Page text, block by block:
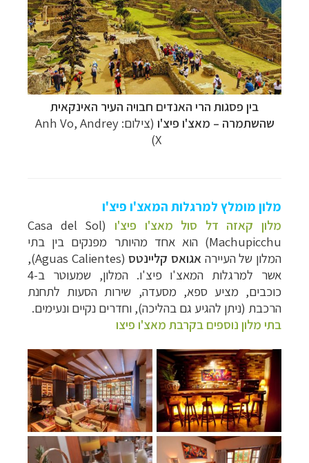
בין פסגות הרי האנדים חבויה העיר האינקאית
שהשתמרה – מאצ'ו פיצ'ו
(צילום: Anh Vo, Andrey
X)
מלון מומלץ למרגלות המאצ'ו פיצ'ו
מלון קאזה דל סול מאצ'ו פיצ'ו
(Casa del Sol
Machupicchu) הוא אחד מהיותר מפנקים בין בתי
המלון של העיירה אגואס קליינטס (
Aguas Calientes
),
אשר למרגלות המאצ'ו פיצ'ו. המלון, שמעוטר ב-4
כוכבים, מציע ספא, מסעדה, שירות הסעות לתחנת
הרכבת (ניתן להגיע גם בהליכה), וחדרים נקיים ונעימים.
בתי מלון נוספים בקרבת מאצ'ו פיצו